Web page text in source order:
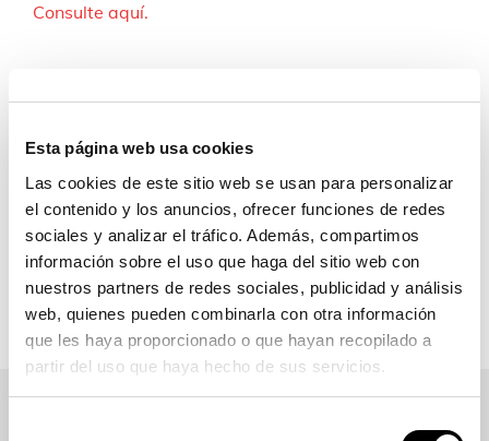
Esta página web usa cookies
Las cookies de este sitio web se usan para personalizar
el contenido y los anuncios, ofrecer funciones de redes
sociales y analizar el tráfico. Además, compartimos
información sobre el uso que haga del sitio web con
nuestros partners de redes sociales, publicidad y análisis
web, quienes pueden combinarla con otra información
que les haya proporcionado o que hayan recopilado a
partir del uso que haya hecho de sus servicios.
Consulte aquí.
Si necesita más información de carácter
técnico o comercial sobre este o más
productos, contacte con nosotros:
Contacto